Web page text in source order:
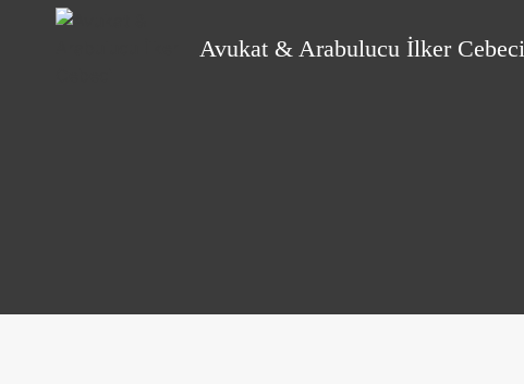
Avukat & Arabulucu İlker Cebeci